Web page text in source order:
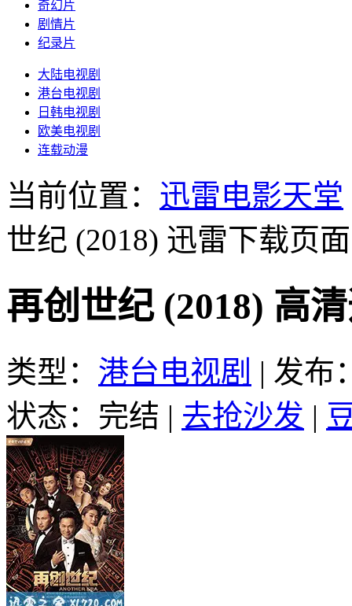
奇幻片
剧情片
纪录片
大陆电视剧
港台电视剧
日韩电视剧
欧美电视剧
连载动漫
当前位置： 迅雷电影天堂
世纪 (2018) 迅雷下载页面
再创世纪 (2018) 高
类型： 港台电视剧 | 发布
状态：完结 | 去抢沙发 |